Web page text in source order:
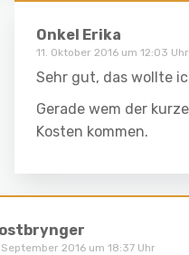
Onkel Erika
11. Oktober 2016 um 12:03 Uhr
Sehr gut, das wollte
Gerade wem der
Kosten kommen.
2016 um 18:37 Uhr